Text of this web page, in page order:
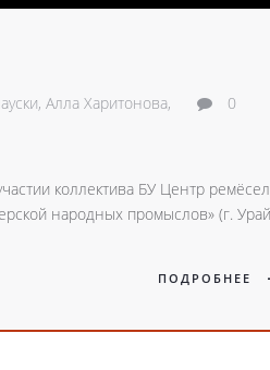
Алла Харитонова,
0
коллектива БУ Центр
народных промыслов» (г.
ПОДРОБНЕЕ